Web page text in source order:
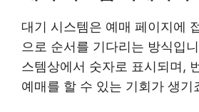
대기 시스템은 예매 페이지에
으로 순서를 기다리는 방식입
스템상에서 숫자로 표시되며,
예매를 할 수 있는 기회가 생기